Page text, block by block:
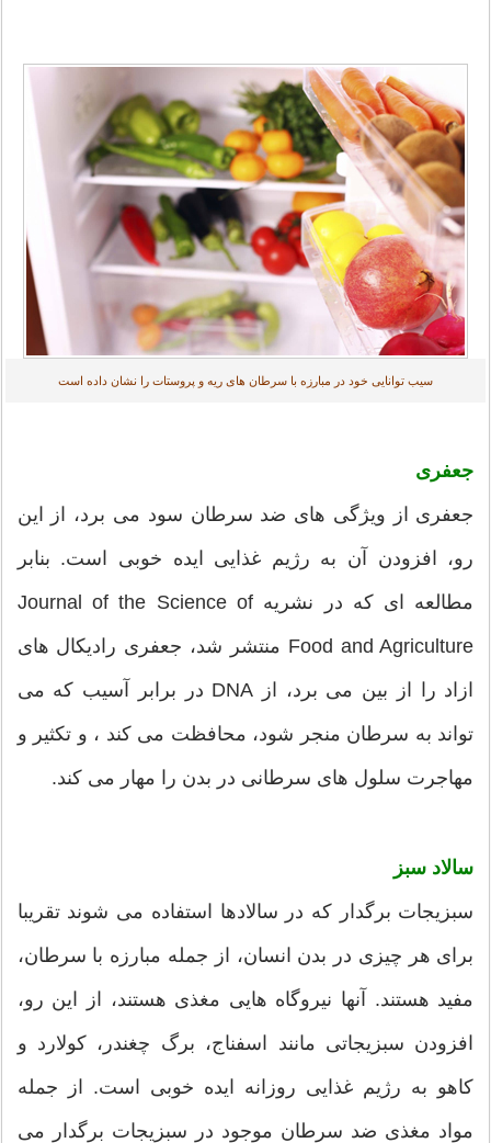
سیب توانایی خود در مبارزه با سرطان های ریه و پروستات را نشان داده است
جعفری
جعفری از ویژگی های ضد سرطان سود می برد، از این
رو، افزودن آن به رژیم غذایی ایده خوبی است. بنابر
مطالعه ای که در نشریه Journal of the Science of
Food and Agriculture منتشر شد، جعفری رادیکال های
ازاد را از بین می برد، از DNA در برابر آسیب که می
تواند به سرطان منجر شود، محافظت می کند ، و تکثیر و
مهاجرت سلول های سرطانی در بدن را مهار می کند.
سالاد سبز
سبزیجات برگدار که در سالادها استفاده می شوند تقریبا
برای هر چیزی در بدن انسان، از جمله مبارزه با سرطان،
مفید هستند. آنها نیروگاه هایی مغذی هستند، از این رو،
افزودن سبزیجاتی مانند اسفناج، برگ چغندر، کولارد و
کاهو به رژیم غذایی روزانه ایده خوبی است. از جمله
مواد مغذی ضد سرطان موجود در سبزیجات برگدار می